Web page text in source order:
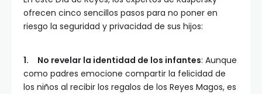
ofrecen cinco sencillos pasos para no poner en
riesgo la seguridad y privacidad de sus hijos:
1. No revelar la identidad de los infantes: Aunque
como padres emocione compartir la felicidad de
los niños al recibir los regalos de los Reyes Magos, es